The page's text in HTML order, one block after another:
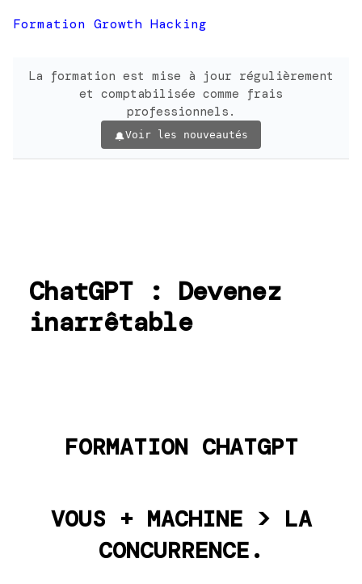
Formation Growth Hacking
La formation est mise à jour régulièrement
et comptabilisée comme frais
professionnels.
Voir les nouveautés
ChatGPT : Devenez
inarrêtable
FORMATION CHATGPT
VOUS + MACHINE > LA
CONCURRENCE.